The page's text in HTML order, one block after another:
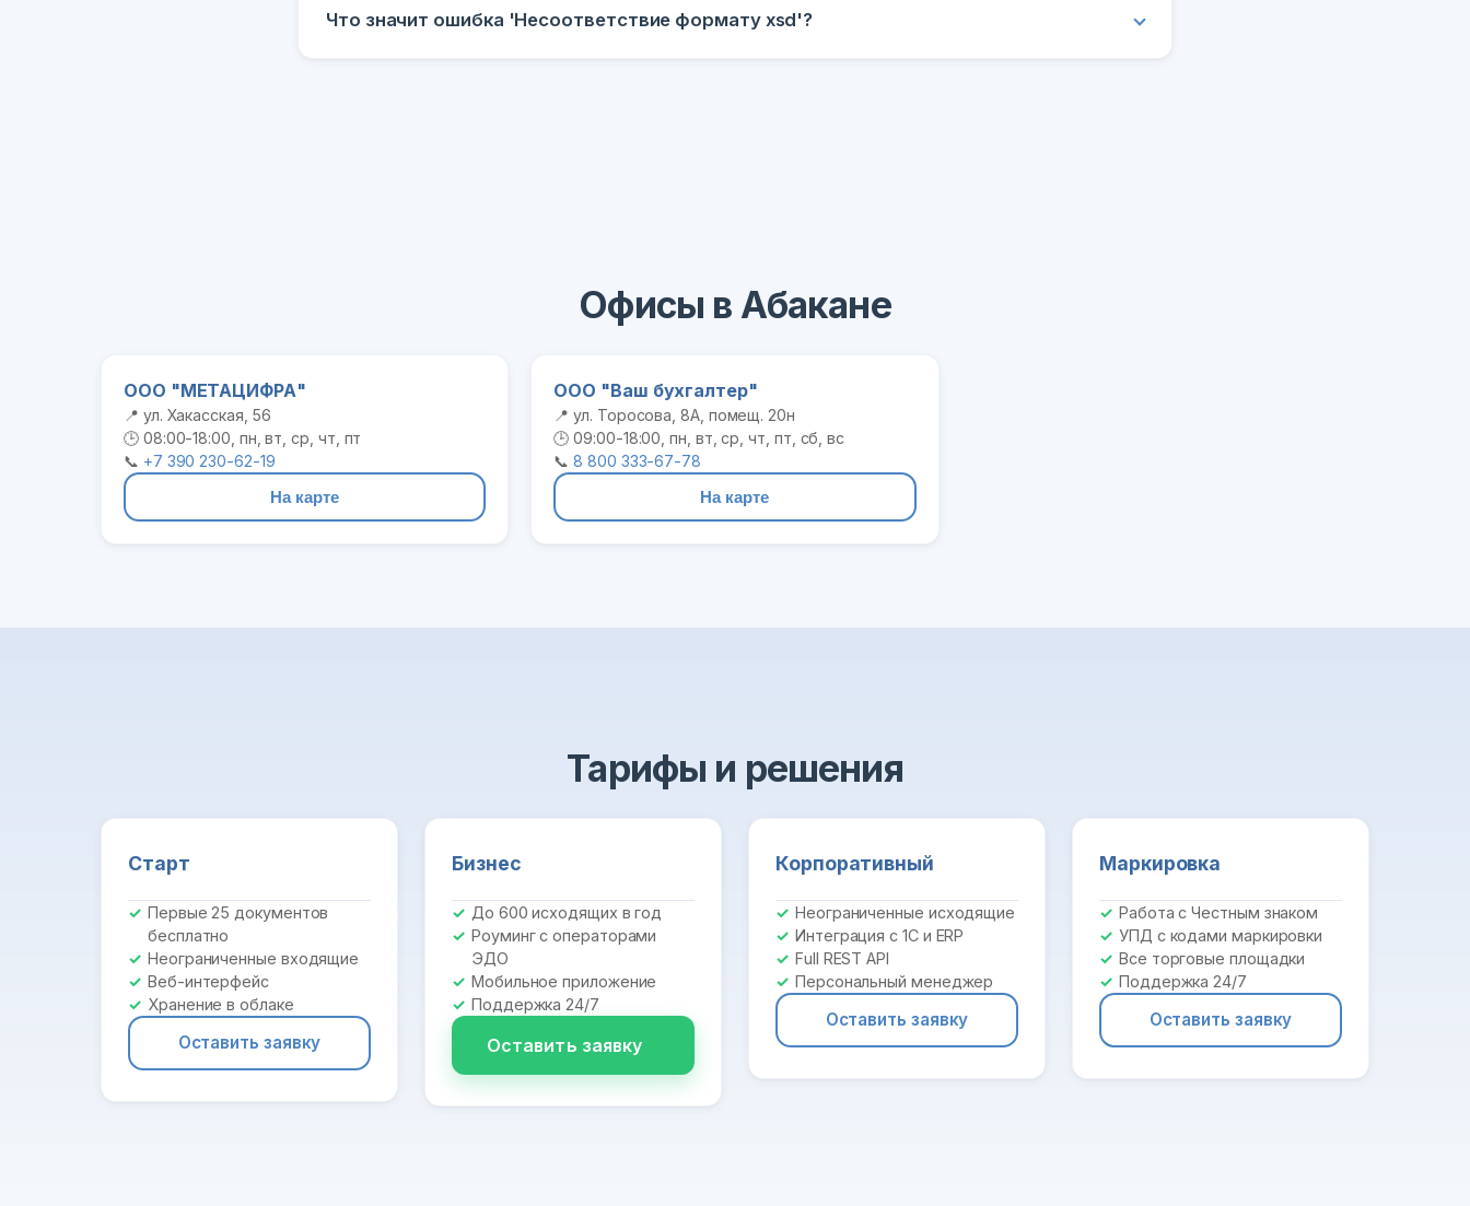
Что значит ошибка 'Несоответствие формату xsd'?
Офисы в Абакане
ООО "МЕТАЦИФРА"
📍 ул. Хакасская, 56
🕒 08:00-18:00, пн, вт, ср, чт, пт
📞 +7 390 230-62-19
На карте
ООО "Ваш бухгалтер"
📍 ул. Торосова, 8А, помещ. 20н
🕒 09:00-18:00, пн, вт, ср, чт, пт, сб, вс
📞8 800 333-67-78
На карте
Тарифы и решения
Старт
Первые 25 документов
бесплатно
Неограниченные входящие
Веб-интерфейс
Хранение в облаке
Оставить заявку
Бизнес
До 600 исходящих в год
Роуминг с операторами
ЭДО
Мобильное приложение
Поддержка 24/7
Оставить заявку
Корпоративный
Неограниченные исходящие
Интеграция с 1С и ERP
Full REST API
Персональный менеджер
Оставить заявку
Маркировка
Работа с Честным знаком
УПД с кодами маркировки
Все торговые площадки
Поддержка 24/7
Оставить заявку